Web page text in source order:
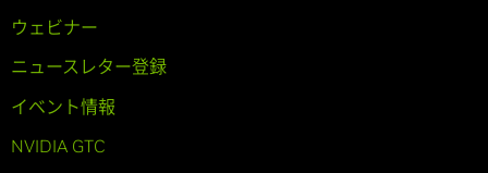
ウェビナー
ニュースレター登録
イベント情報
NVIDIA GTC